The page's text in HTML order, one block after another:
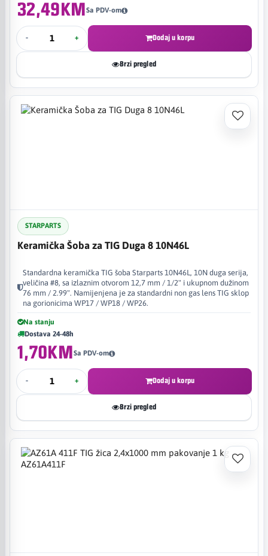
32,49KMSa PDV-om
- + Dodaj u korpu
Brzi pregled
STARPARTS
Keramička Šoba za TIG Duga 8 10N46L
Standardna keramička TIG šoba Starparts 10N46L, 10N duga serija,
veličina #8, sa izlaznim otvorom 12,7 mm / 1/2" i ukupnom dužinom
76 mm / 2.99". Namijenjena je za standardni non gas lens TIG sklop
na gorionicima WP17 / WP18 / WP26.
Na stanju
Dostava 24-48h
1,70KMSa PDV-om
- + Dodaj u korpu
Brzi pregled